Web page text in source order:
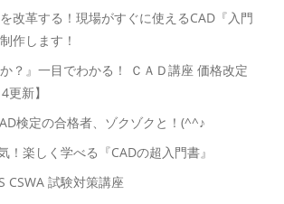
改革する！現場がすぐに使えるCAD『入門
作します！
か？』一目でわかる！ ＣＡＤ講座 価格改定
新】
検定の合格者、ゾクゾクと！(^^♪
！楽しく学べる『CADの超入門書』
CSWA 試験対策講座